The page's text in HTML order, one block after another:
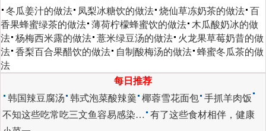
冬瓜姜汁的做法
凤梨冰糖饮的做法 烧仙草冻奶茶的做法 百
香果蜂蜜绿茶的做法 薄荷柠檬蜂蜜饮的做法 木瓜酸奶冰的做
法 杨梅西米露的做法 薏米绿豆汤的做法 火龙果草莓奶昔的做
法 香梨百合果醋饮的做法 自制酸梅汤的做法 蜂蜜冬瓜茶的做
法
每日推荐
韩国辣豆腐汤 韩式泡菜酸辣羹 椰蓉雪花面包 手抓羊肉饭
不知这些吃常吃三文鱼容易感染… 有了这些食材相伴，健康